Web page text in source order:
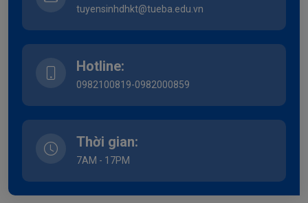
tuyensinhdhkt@tueba.edu.vn
Hotline:
0982100819-0982000859
Thời gian:
7AM - 17PM